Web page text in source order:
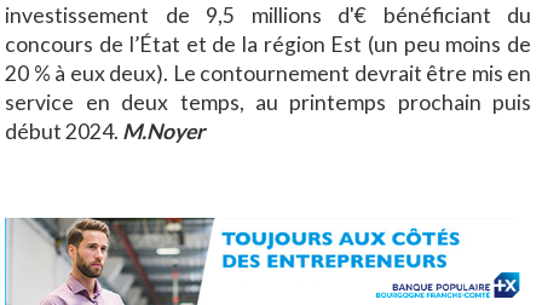
investissement de 9,5 millions d'€ bénéficiant du
concours de l’État et de la région Est (un peu moins de
20 % à eux deux). Le contournement devrait être mis en
service en deux temps, au printemps prochain puis
début 2024. M.Noyer